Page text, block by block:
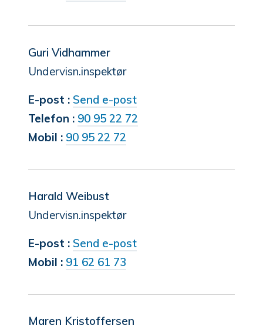
Tonheim
Guri Vidhammer
Undervisn.inspektør
E-post
Send e-posttil
Guri
Telefon
90 95 22 72
Mobil
90 95 22 72
Harald Weibust
Undervisn.inspektør
E-post
Send e-posttil
Mobil 91 62 61 73
Maren Kristoffersen